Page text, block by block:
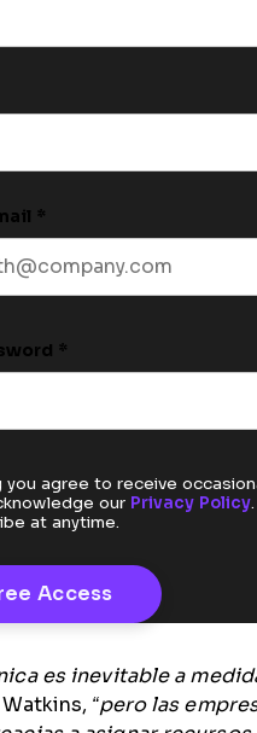
*
*
you agree to receive
our Privacy Policy
at anytime.
es inevitable a
“pero las